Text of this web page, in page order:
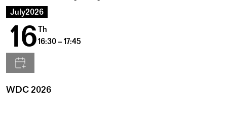
July2026
16Th
16:30 – 17:45
WDC 2026